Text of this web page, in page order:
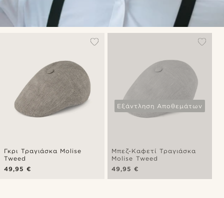
Γκρι Τραγιάσκα Molise
Tweed
49,95 €
Εξάντληση Αποθεμάτων
Μπεζ-Καφετί Τραγιάσκα
Molise Tweed
49,95 €